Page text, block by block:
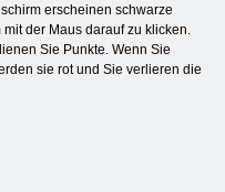
erscheinen schwarze
der Maus darauf zu klicken.
Sie Punkte. Wenn Sie
sie rot und Sie verlieren die